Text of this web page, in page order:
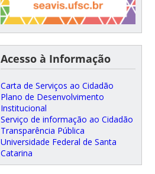
Acesso à Informação
Carta de Serviços ao Cidadão
Plano de Desenvolvimento
Institucional
Serviço de informação ao Cidadão
Transparência Pública
Universidade Federal de Santa
Catarina